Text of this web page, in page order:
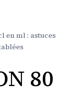
en ml : astuces
80